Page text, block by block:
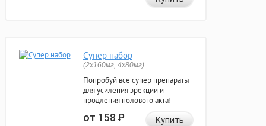
Супер набор
(2х160мг, 4х80мг)
Попробуй все супер препараты
для усиления эрекции и
продления полового акта!
от 158Р Купить